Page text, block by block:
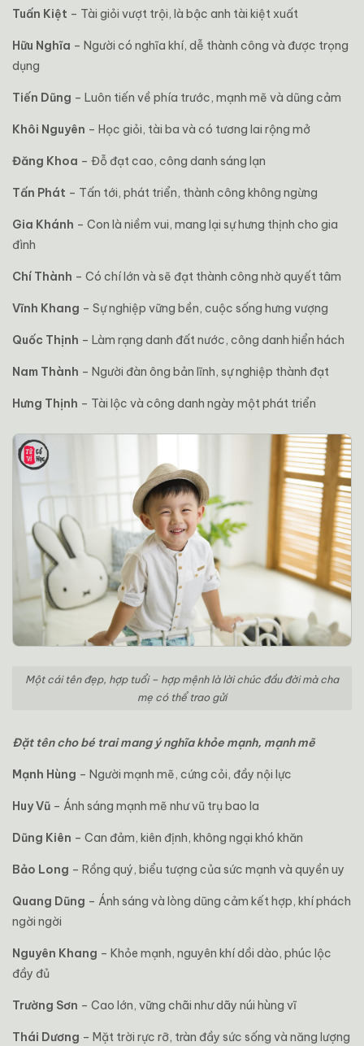
Tuấn Kiệt – Tài giỏi vượt trội, là bậc anh tài kiệt xuất
Hữu Nghĩa – Người có nghĩa khí, dễ thành công và được trọng
dụng
Tiến Dũng – Luôn tiến về phía trước, mạnh mẽ và dũng cảm
Khôi Nguyên – Học giỏi, tài ba và có tương lai rộng mở
Đăng Khoa – Đỗ đạt cao, công danh sáng lạn
Tấn Phát – Tấn tới, phát triển, thành công không ngừng
Gia Khánh – Con là niềm vui, mang lại sự hưng thịnh cho gia
đình
Chí Thành – Có chí lớn và sẽ đạt thành công nhờ quyết tâm
Vĩnh Khang – Sự nghiệp vững bền, cuộc sống hưng vượng
Quốc Thịnh – Làm rạng danh đất nước, công danh hiển hách
Nam Thành – Người đàn ông bản lĩnh, sự nghiệp thành đạt
Hưng Thịnh – Tài lộc và công danh ngày một phát triển
Một cái tên đẹp, hợp tuổi – hợp mệnh là lời chúc đầu đời mà cha
mẹ có thể trao gửi
Đặt tên cho bé trai mang ý nghĩa khỏe mạnh, mạnh mẽ
Mạnh Hùng – Người mạnh mẽ, cứng cỏi, đầy nội lực
Huy Vũ – Ánh sáng mạnh mẽ như vũ trụ bao la
Dũng Kiên – Can đảm, kiên định, không ngại khó khăn
Bảo Long – Rồng quý, biểu tượng của sức mạnh và quyền uy
Quang Dũng – Ánh sáng và lòng dũng cảm kết hợp, khí phách
ngời ngời
Nguyên Khang – Khỏe mạnh, nguyên khí dồi dào, phúc lộc
đầy đủ
Trường Sơn – Cao lớn, vững chãi như dãy núi hùng vĩ
Thái Dương – Mặt trời rực rỡ, tràn đầy sức sống và năng lượng